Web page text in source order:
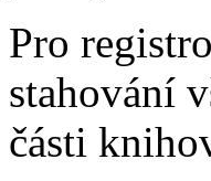
Pro
stahování
části